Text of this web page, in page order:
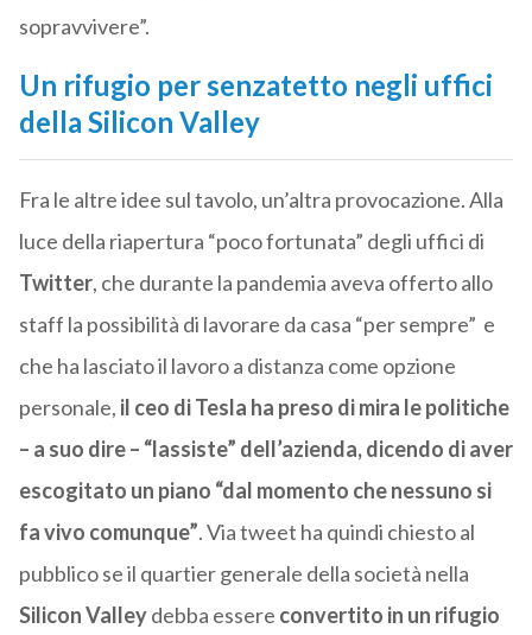
sopravvivere”.
Un rifugio per senzatetto negli uffici
della Silicon Valley
Fra le altre idee sul tavolo, un’altra provocazione. Alla
luce della riapertura “poco fortunata” degli uffici di
Twitter, che durante la pandemia aveva offerto allo
staff la possibilità di lavorare da casa “per sempre” e
che ha lasciato il lavoro a distanza come opzione
personale, il ceo di Tesla ha preso di mira le politiche
– a suo dire – “lassiste” dell’azienda, dicendo di aver
escogitato un piano “dal momento che nessuno si
fa vivo comunque”. Via tweet ha quindi chiesto al
pubblico se il quartier generale della società nella
Silicon Valleydebba essere convertito in un rifugio